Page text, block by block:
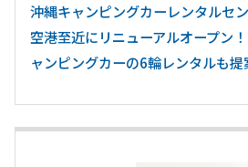
沖縄キャンピングカーレンタルセ
空港至近にリニューアルオープン
ャンピングカーの6輪レンタルも提